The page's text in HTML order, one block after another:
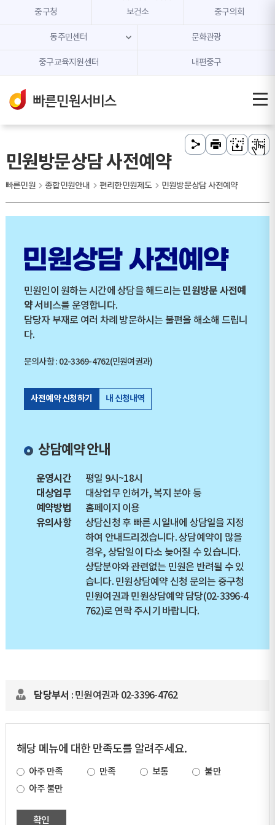
본문 내용 바로가기
주메뉴 바로가기
중구청 보건소 중구의회
동주민센터 문화관광
중구교육지원센터 내편중구
민원방문상담 사전예약
빠른민원 종합민원안내 편리한민원제도 민원방문상담 사전예약
민원인이 원하는 시간에 상담을 해드리는 민원방문 사전예
약서비스를 운영합니다.
담당자 부재로 여러 차례 방문하시는 불편을 해소해 드립니
다.
문의사항 : 02-3369-4762(민원여권과)
사전예약 신청하기 내 신청내역
상담예약 안내
운영시간 평일 9시~18시
대상업무 대상업무 인허가, 복지 분야 등
예약방법 홈페이지 이용
유의사항
상담신청 후 빠른 시일내에 상담일을 지정
하여 안내드리겠습니다. 상담예약이 많을
경우, 상담일이 다소 늦어질 수 있습니다.
상담분야와 관련없는 민원은 반려될 수 있
습니다. 민원상담예약 신청 문의는 중구청
민원여권과 민원상담예약 담당(02-3396-4
762)로 연락 주시기 바랍니다.
담당부서 : 민원여권과 02-3396-4762
해당 메뉴에 대한 만족도를 알려주세요.
아주 만족 만족 보통
불만
아주 불만
확인